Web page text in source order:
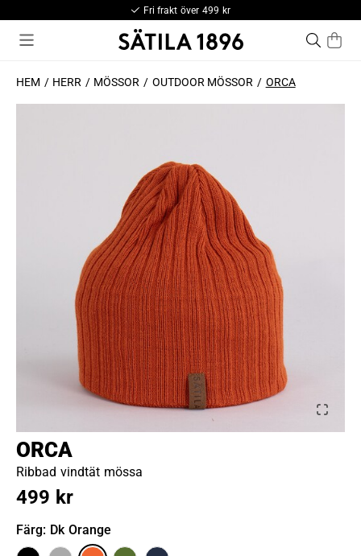
Fri frakt över 499 kr
HEM HERR MÖSSOR OUTDOOR MÖSSOR ORCA
ORCA
Ribbad vindtät mössa
499 kr
Färg: Dk Orange